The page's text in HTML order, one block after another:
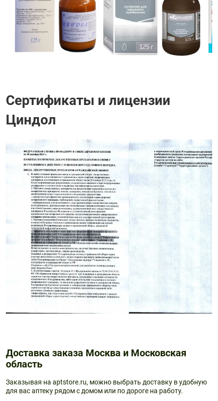
Сертификаты и лицензии
Циндол
Доставка заказа Москва и Московская
область
Заказывая на aptstore.ru, можно выбрать доставку в удобную
для вас аптеку рядом с домом или по дороге на работу.